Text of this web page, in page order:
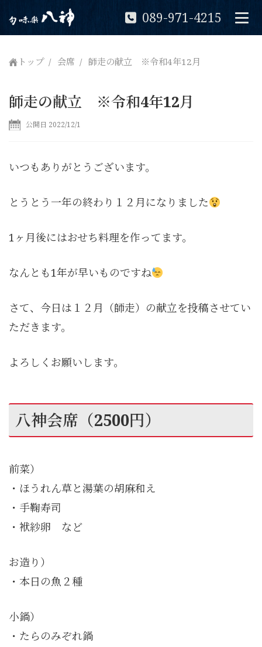
089-971-4215
トップ 会席 師走の献立 ※令和4年12月
師走の献立 ※令和4年12月
公開日 2022/12/1
いつもありがとうございます。
とうとう一年の終わり１２月になりました
1ヶ月後にはおせち料理を作ってます。
なんとも1年が早いものですね
さて、今日は１２月（師走）の献立を投稿させてい
ただきます。
よろしくお願いします。
八神会席（2500円）
前菜）
・ほうれん草と湯葉の胡麻和え
・手鞠寿司
・袱紗卵 など
お造り）
・本日の魚２種
小鍋）
・たらのみぞれ鍋